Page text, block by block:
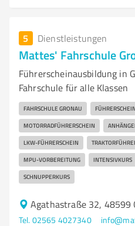
5 Dienstleistungen
Mattes' Fahrschule
Führerscheinausbildung in
Fahrschule für alle Klassen
FAHRSCHULE GRONAU FÜHRERSCHEIN
MOTORRADFÜHRERSCHEIN
LKW-FÜHRERSCHEIN
MPU-VORBEREITUNG INTENSIVKURS
SCHNUPPERKURS
Agathastraße 32, 48599
Tel. 02565 4027340